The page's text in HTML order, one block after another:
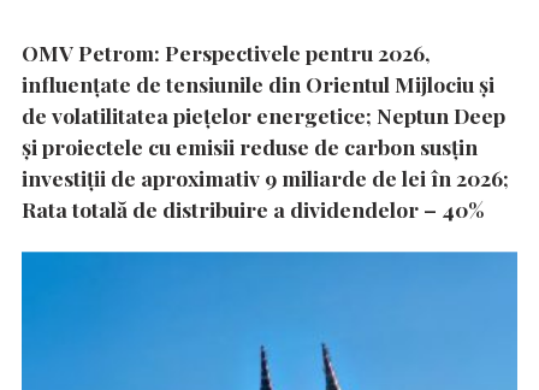
OMV Petrom: Perspectivele pentru 2026,
influențate de tensiunile din Orientul Mijlociu și
de volatilitatea piețelor energetice; Neptun Deep
și proiectele cu emisii reduse de carbon susțin
investiții de aproximativ 9 miliarde de lei în 2026;
Rata totală de distribuire a dividendelor – 40%